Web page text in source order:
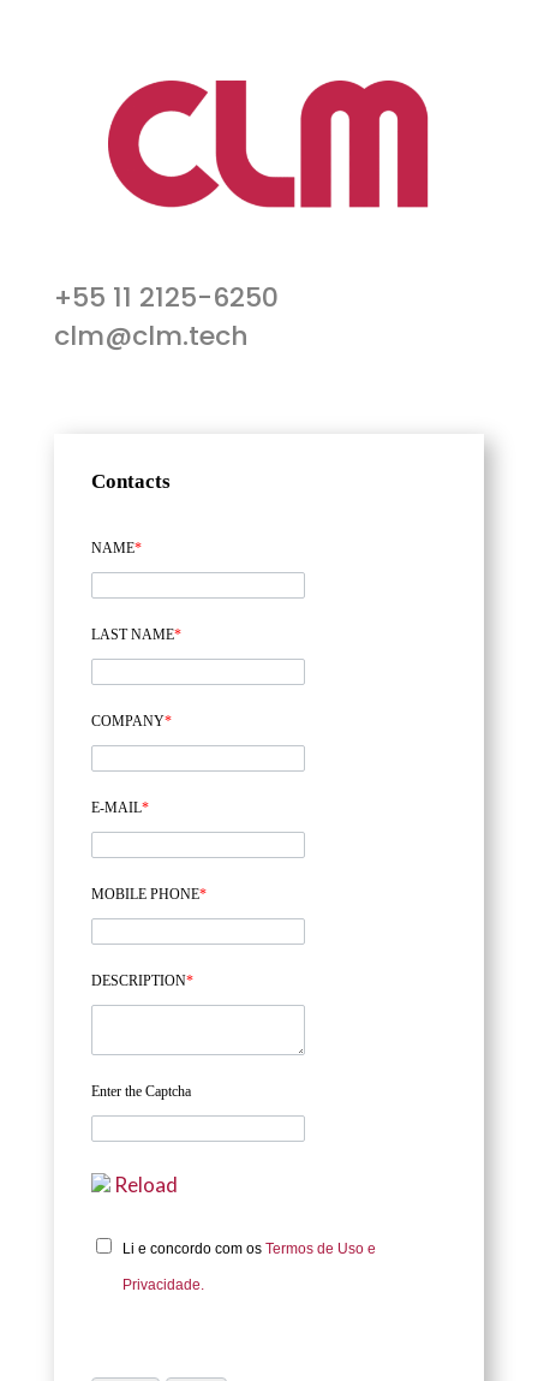
+55 11 2125-6250
clm@clm.tech
Contacts
NAME*
LAST NAME*
COMPANY*
E-MAIL*
MOBILE PHONE*
DESCRIPTION*
Enter the Captcha
Reload
Li e concordo com os Termos de Uso e
Privacidade.